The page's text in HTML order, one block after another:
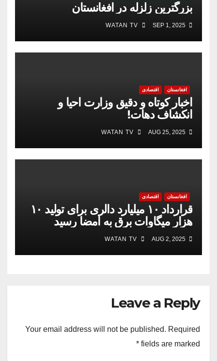
بزرگترین زلزله در افغانستان
افغانستان اقتصادی
اخبار کوتاه و دقیق وزارت احیا و
انکشاف دهات!
افغانستان اقتصادی
قرارداد ۱۰ میلیارد دالری برای تولید ۱۰
هزار میگاوات برق به امضا رسید
Leave a Reply
Your email address will not be published. Required
fields are marked
*